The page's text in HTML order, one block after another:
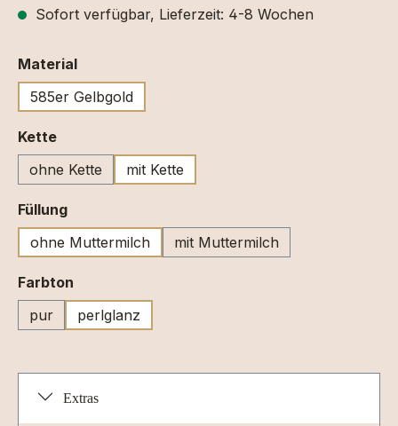
Sofort verfügbar, Lieferzeit: 4-8 Wochen
Materialauswählen
585er Gelbgold
Ketteauswählen
ohne Kette
mit Kette
Füllungauswählen
ohne Muttermilch
mit Muttermilch
Farbton
pur
perlglanz
Extras